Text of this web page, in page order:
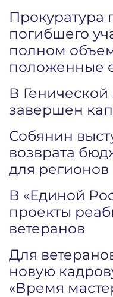
Прокуратура
погибшего
полном
положенные
В Генической
завершен
Собянин
возврата
для регионов
В «Единой
проекты
ветеранов
Для
новую
«Время